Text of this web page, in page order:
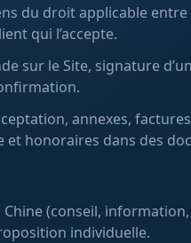
du droit applicable
qui l’accepte.
sur le Site, signature
annexes,
et honoraires dans des
Chine (conseil,
individuelle.